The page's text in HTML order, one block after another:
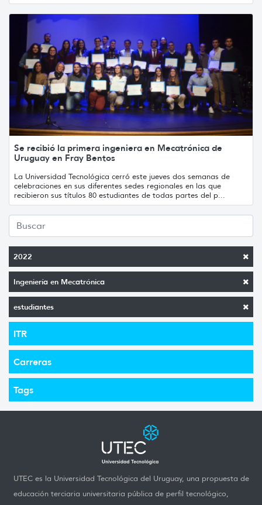
2022
Ingeniería en Mecatrónica
estudiantes
ITR
Carreras
Tags
Se recibió la primera ingeniera en Mecatrónica de
Uruguay en Fray Bentos
La Universidad Tecnológica cerró este jueves dos semanas de
celebraciones en sus diferentes sedes regionales en las que
recibieron sus títulos 80 estudiantes de todas partes del p...
UTEC es la Universidad Tecnológica del Uruguay, una propuesta de
educación terciaria universitaria pública de perfil tecnológico,